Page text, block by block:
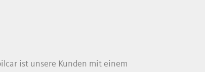
ist unsere Kunden mit einem